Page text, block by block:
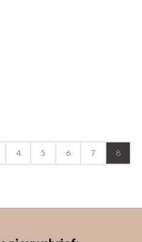
4 5 6 7 8